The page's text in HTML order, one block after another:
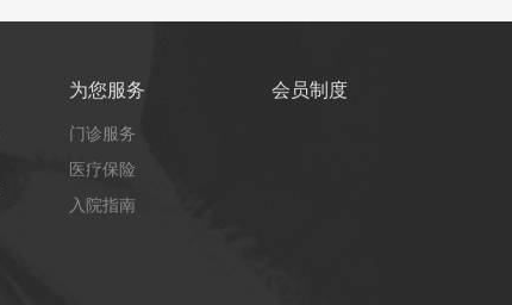
为您服务
门诊服务
医疗保险
入院指南
会员制度